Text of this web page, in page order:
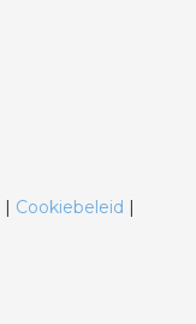
| Cookiebeleid |